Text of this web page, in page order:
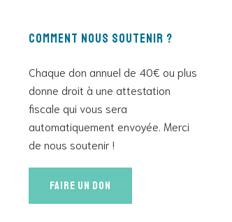
Comment nous soutenir ?
Chaque don annuel de 40€ ou plus
donne droit à une attestation
fiscale qui vous sera
automatiquement envoyée. Merci
de nous soutenir !
Faire un don